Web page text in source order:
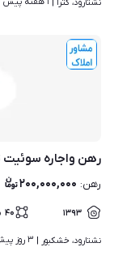
نشتارود، کترا |
رهن واجاره سوئیت ترو
رهن: ۲۰۰,۰۰۰,۰۰۰
۱۳۹۳ ۴۰
نشتارود، خشکبور | ۳ روز پیش